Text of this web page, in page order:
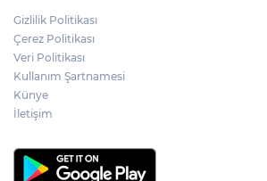
Gizlilik Politikası
Çerez Politikası
Veri Politikası
Kullanım Şartnamesi
Künye
İletişim